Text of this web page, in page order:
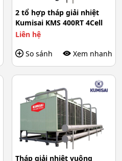
2 tổ hợp tháp giải nhiệt
Kumisai KMS 400RT 4Cell
Liên hệ
So sánh
Xem nhanh
Tháp giải nhiệt vuông